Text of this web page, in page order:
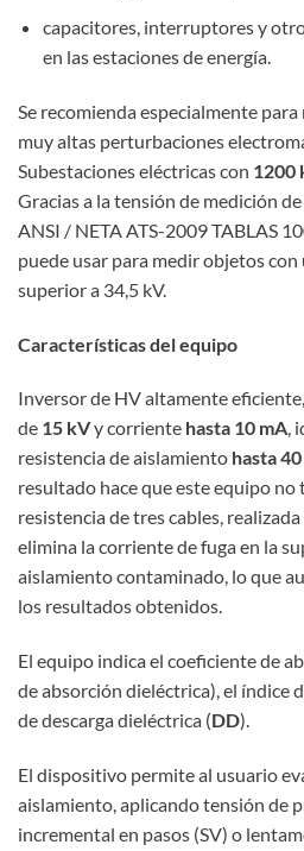
capacitores, interruptores y
en las estaciones de energía.
Se recomienda especialmente
muy altas perturbaciones
Subestaciones eléctricas con 1200
Gracias a la tensión de medición
ANSI / NETA ATS-2009 TABLAS
puede usar para medir objetos
superior a 34,5 kV.
Características del equipo
Inversor de HV altamente
de 15 kVy corriente hasta 10 mA,
resistencia de aislamiento hasta
resultado hace que este equipo no
resistencia de tres cables, realizada
elimina la corriente de fuga en la
aislamiento contaminado, lo que
los resultados obtenidos.
El equipo indica el coeficiente de
de absorción dieléctrica), el índice
de descarga dieléctrica (DD).
El dispositivo permite al usuario
aislamiento, aplicando tensión de
incremental en pasos (SV) o